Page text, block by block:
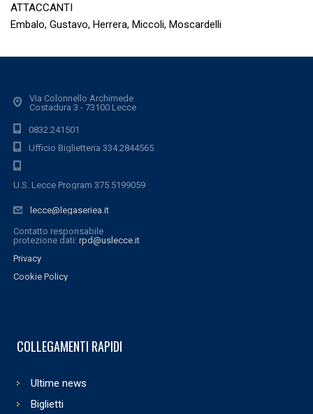
ATTACCANTI
Embalo, Gustavo, Herrera, Miccoli, Moscardelli
Via Colonnello Archimede
Costadura 3 - 73100 Lecce
0832.241501
Ufficio Biglietteria 334.2844565
U.S. Lecce Program 375.5199059
lecce@legaseriea.it
Contatto responsabile
protezione dati: rpd@uslecce.it
Privacy
Cookie Policy
COLLEGAMENTI RAPIDI
Ultime news
Biglietti